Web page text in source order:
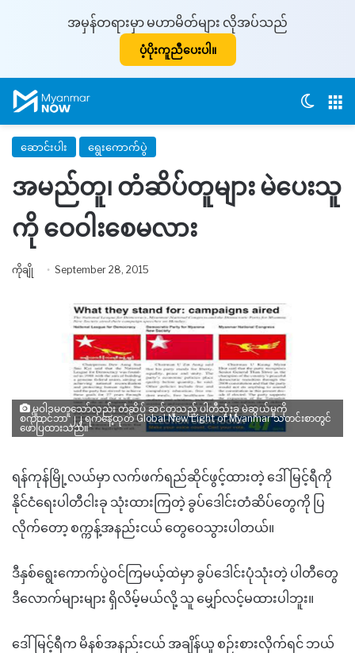
အမှန်တရားမှာ မဟာမိတ်များ လိုအပ်သည်
ပံ့ပိုးကူညီပေးပါ။
ဆောင်းပါး ရွေးကောက်ပွဲ
အမည်တူ၊ တံဆိပ်တူများ မဲပေးသူ
ကို ဝေဝါးစေမလား
ကိုချို September 28, 2015
မူဝါဒမတူသော်လည်း တံဆိပ် ဆင်တူသည့် ပါတီသုံးခု မဲဆွယ်မှုကို
စက်တင်ဘာ ၂၂ ရက်နေ့ထုတ် Global New Light of Myanmar သတင်းစာတွင်
ဖော်ပြထားသည်။
ရန်ကုန်မြို့လယ်မှာ လက်ဖက်ရည်ဆိုင်ဖွင့်ထားတဲ့ ဒေါ်မြင့်ရီကို
နိုင်ငံရေးပါတီငါးခု သုံးထားကြတဲ့ ခွပ်ဒေါင်းတံဆိပ်တွေကို ပြ
လိုက်တော့ စက္ကန့်အနည်းငယ် တွေဝေသွားပါတယ်။
ဒီနှစ်ရွေးကောက်ပွဲဝင်ကြမယ့်ထဲမှာ ခွပ်ဒေါင်းပုံသုံးတဲ့ ပါတီတွေ
ဒီလောက်များများ ရှိလိမ့်မယ်လို့ သူ မျှော်လင့်မထားပါဘူး။
ဒေါ်မြင့်ရီက မိနစ်အနည်းငယ် အချိန်ယူ စဉ်းစားလိုက်ရင် ဘယ်